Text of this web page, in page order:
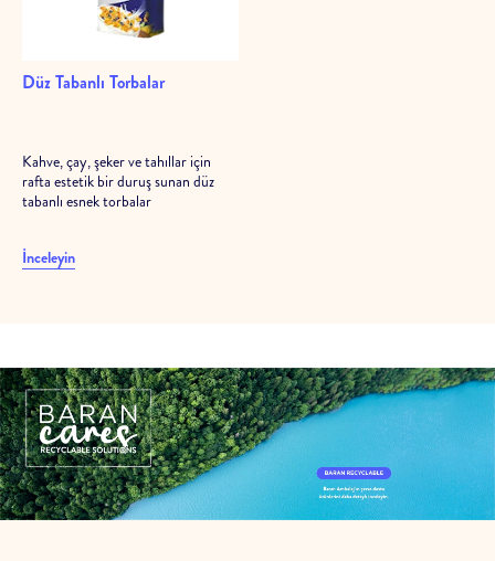
Düz Tabanlı Torbalar
Kahve, çay, şeker ve tahıllar için
rafta estetik bir duruş sunan düz
tabanlı esnek torbalar
İnceleyin